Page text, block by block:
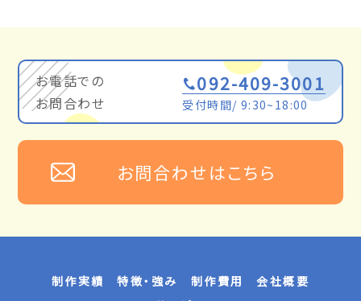
お電話での
お問合わせ
092-409-3001
受付時間/ 9:30~18:00
お問合わせはこちら
制作実績 特徴・強み 制作費用
会社概要